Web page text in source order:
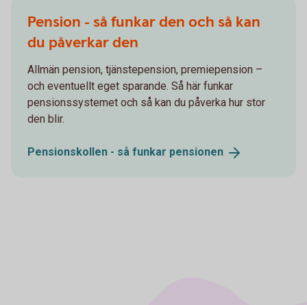
Pension - så funkar den och så kan
du påverkar den
Allmän pension, tjänstepension, premiepension –
och eventuellt eget sparande. Så här funkar
pensionssystemet och så kan du påverka hur stor
den blir.
Pensionskollen - så funkar pensionen